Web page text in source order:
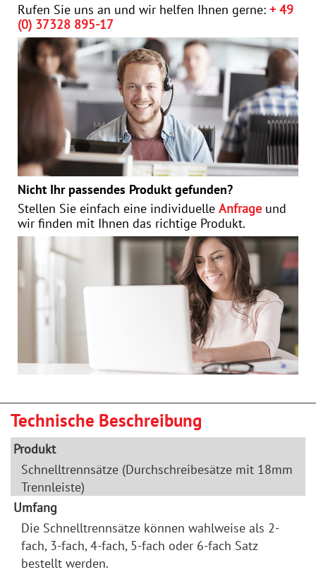
Rufen Sie uns an und wir helfen Ihnen gerne: + 49
(0) 37328 895-17
Nicht Ihr passendes Produkt gefunden?
Stellen Sie einfach eine individuelle Anfrage und
wir finden mit Ihnen das richtige Produkt.
Technische Beschreibung
Produkt
Schnelltrennsätze (Durchschreibesätze mit 18mm
Trennleiste)
Umfang
Die Schnelltrennsätze können wahlweise als 2-
fach, 3-fach, 4-fach, 5-fach oder 6-fach Satz
bestellt werden.